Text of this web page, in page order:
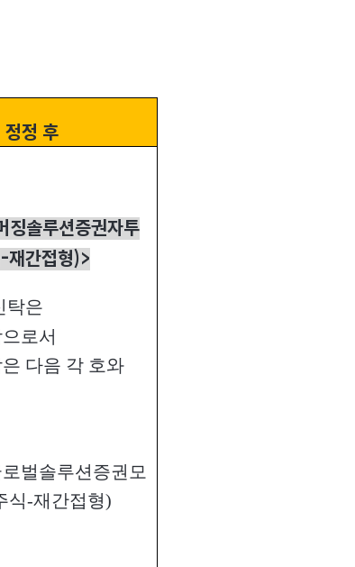
정정 후
징솔루션증권자투
재간접형)>
탁은
로서
다음 각 호와
벌솔루션증권모
식-재간접형)